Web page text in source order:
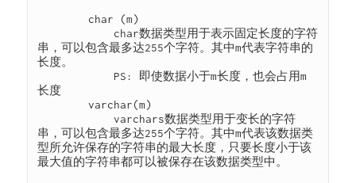
串，可以包含最多达255个字符。其中m代表字符串的
长度。
长度
        varchar(m)
            varchars数据类型用于变长的字符
串，可以包含最多达255个字符。其中m代表该数据类
型所允许保存的字符串的最大长度，只要长度小于该
最大值的字符串都可以被保存在该数据类型中。